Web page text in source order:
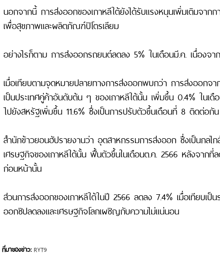
นอกจากนี้ การส่งออกของเกาหลีใต้ยังได้รับแรงหนุนเพิ่มเติมจา
เพื่อสุขภาพและผลิตภัณฑ์ปิโตรเลียม
อย่างไรก็ตาม การส่งออกรถยนต์ลดลง 5% ในเดือนมี.ค. เนื่องจ
เมื่อเทียบตามจุดหมายปลายทางการส่งออกพบกว่า การส่งออกจา
เป็นประเทศคู่ค้าอันดับต้น ๆ ของเกาหลีใต้นั้น เพิ่มขึ้น 0.4% ในเดื
ไปยังสหรัฐเพิ่มขึ้น 11.6% ซึ่งเป็นการปรับตัวขึ้นเดือนที่ 8 ติดต่อกัน
สำนักข้าวยอนฮัปรายงานว่า อุตสาหกรรมการส่งออก ซึ่งเป็นกลไ
เศรษฐกิจของเกาหลีใต้นั้น ฟื้นตัวขึ้นในเดือนต.ค. 2566 หลังจาก
ก่อนหน้านั้น
ส่วนการส่งออกของเกาหลีใต้ในปี 2566 ลดลง 7.4% เมื่อเทียบเป็
ออกชิปลดลงและเศรษฐกิจโลกเผชิญกับความไม่แน่นอน
ที่มาของข่าว: RYT9